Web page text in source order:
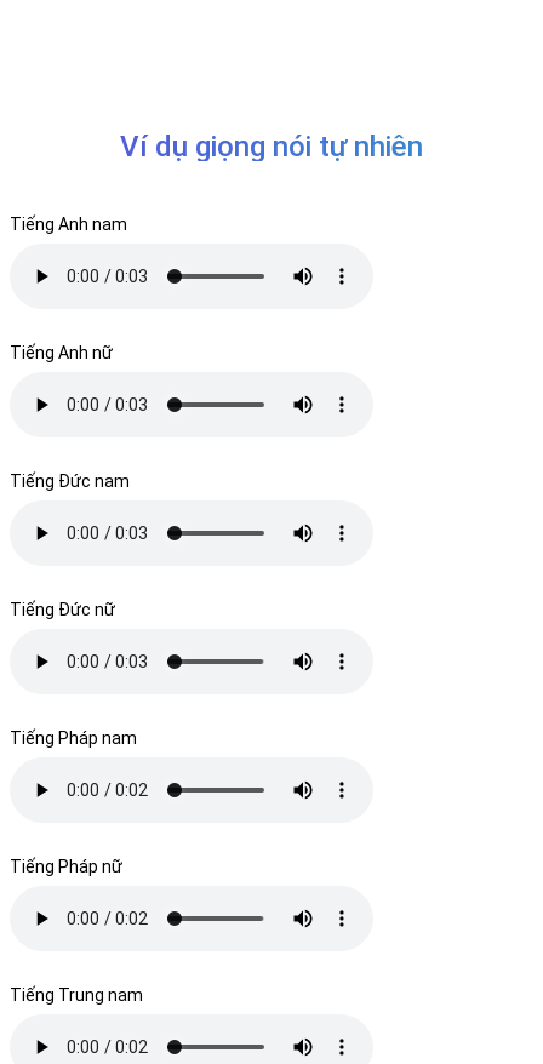
Ví dụ giọng nói tự nhiên
Tiếng Anh nam
Tiếng Anh nữ
Tiếng Đức nam
Tiếng Đức nữ
Tiếng Pháp nam
Tiếng Pháp nữ
Tiếng Trung nam